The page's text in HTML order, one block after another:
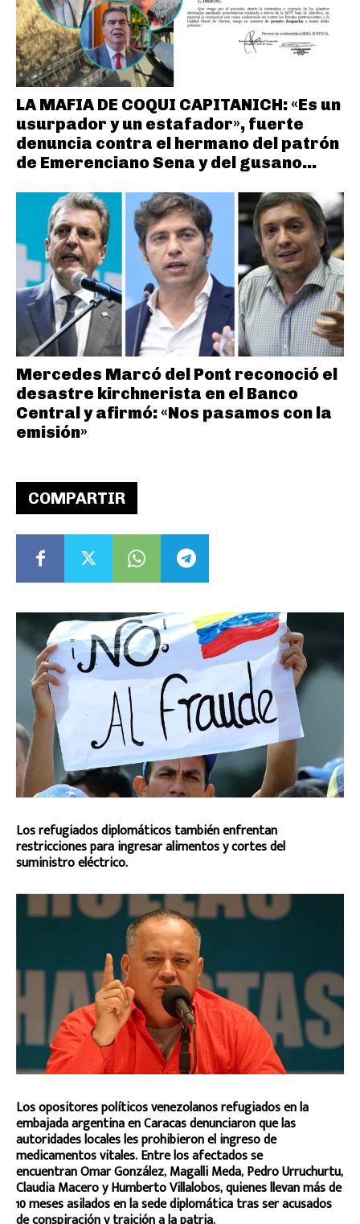
COMPARTIR
Los refugiados diplomáticos también enfrentan
restricciones para ingresar alimentos y cortes del
suministro eléctrico.
Los opositores políticos venezolanos refugiados en la
embajada argentina en Caracas denunciaron que las
autoridades locales les prohibieron el ingreso de
medicamentos vitales. Entre los afectados se
encuentran Omar González, Magalli Meda, Pedro Urruchurtu,
Claudia Macero y Humberto Villalobos, quienes llevan más de
10 meses asilados en la sede diplomática tras ser acusados
LA MAFIA DE COQUI CAPITANICH: «Es un
usurpador y un estafador», fuerte
denuncia contra el hermano del patrón
de Emerenciano Sena y del gusano...
Mercedes Marcó del Pont reconoció el
desastre kirchnerista en el Banco
Central y afirmó: «Nos pasamos con la
emisión»